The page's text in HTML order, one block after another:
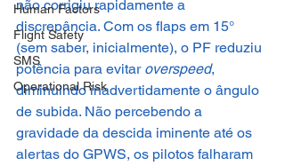
Human Factors
Flight Safety
SMS
Operational Risk
não corrigiu rapidamente a
discrepância. Com os flaps em 15°
(sem saber, inicialmente), o PF reduziu
potência para evitar overspeed,
diminuindo inadvertidamente o ângulo
de subida. Não percebendo a
gravidade da descida iminente até os
alertas do GPWS, os pilotos falharam